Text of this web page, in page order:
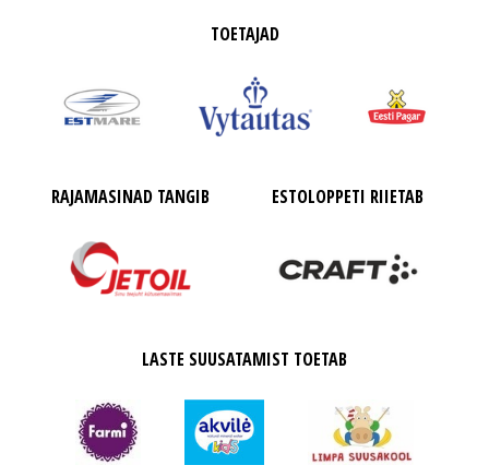
TOETAJAD
RAJAMASINAD TANGIB ESTOLOPPETI RIIETAB
LASTE SUUSATAMIST TOETAB